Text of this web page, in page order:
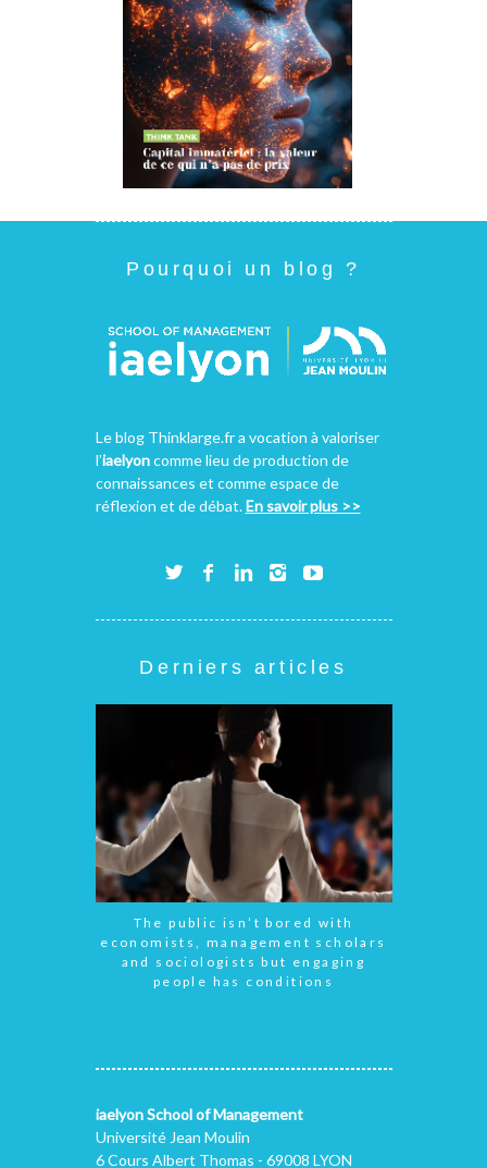
Pourquoi un blog ?
Le blog Thinklarge.fr a vocation à valoriser
l’iaelyoncomme lieu de production de
connaissances et comme espace de
réflexion et de débat.En savoir plus >>
Derniers articles
The public isn’t bored with
economists, management scholars
and sociologists but engaging
people has conditions
iaelyon School of Management
Université Jean Moulin
6 Cours Albert Thomas - 69008 LYON